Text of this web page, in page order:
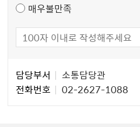
매우불만족
자
담당부서
소통담당관
전화번호
02-2627-1088